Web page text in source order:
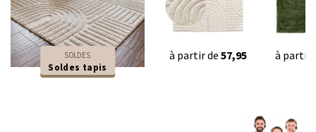
SOLDES
Soldes tapis
à partir de 57,95 à partir